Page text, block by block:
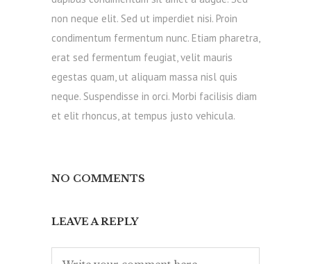
non neque elit. Sed ut imperdiet nisi. Proin
condimentum fermentum nunc. Etiam pharetra,
erat sed fermentum feugiat, velit mauris
egestas quam, ut aliquam massa nisl quis
neque. Suspendisse in orci. Morbi facilisis diam
et elit rhoncus, at tempus justo vehicula.
NO COMMENTS
LEAVE A REPLY